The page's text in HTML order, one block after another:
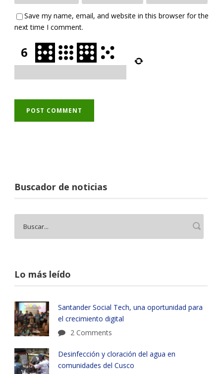
Save my name, email, and website in this browser for the
next time I comment.
Buscador de noticias
Lo más leído
Santander Social Tech, una oportunidad para
el crecimiento digital
2 Comments
Desinfección y cloración del agua en
comunidades del Cusco